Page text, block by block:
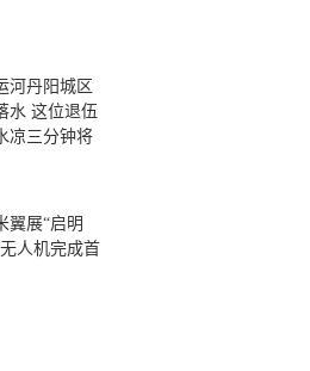
河丹阳城区
水 这位退伍
凉三分钟将
翼展“启明
人机完成首